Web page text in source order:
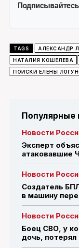
TAGS АЛЕКСАНДР
НАТАЛИЯ КОШЕЛЕВА
ПОИСКИ ЕЛЕНЫ
Популярные
Новости
Эксперт
атаковавшие
Новости
Создатель
в машину
Новости
Боец СВО, у
дочь, потерял